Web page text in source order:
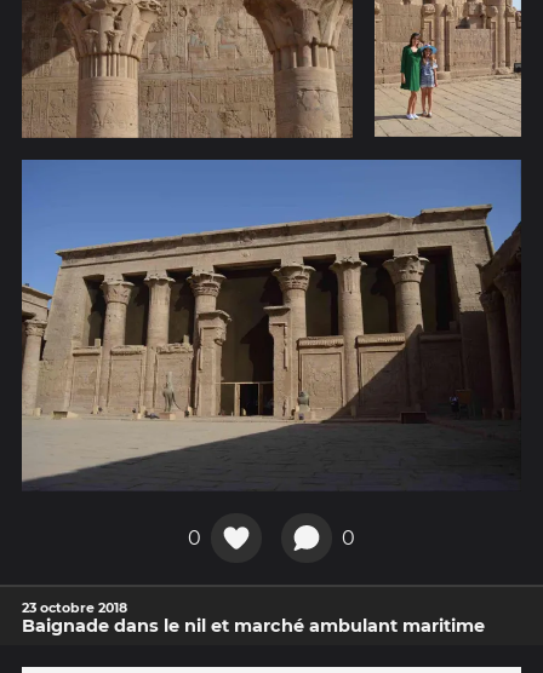
0 0
23 octobre 2018
Baignade dans le nil et marché ambulant maritime